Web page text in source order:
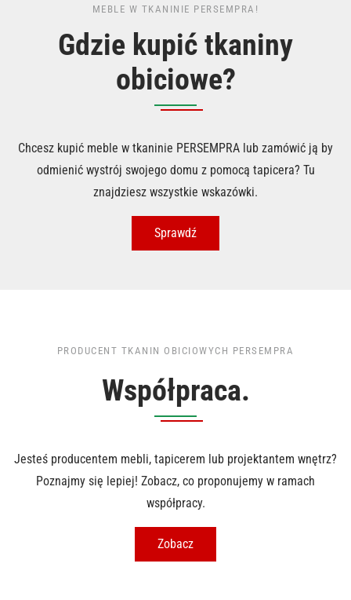
MEBLE W TKANINIE PERSEMPRA!
Gdzie kupić tkaniny
obiciowe?
Chcesz kupić meble w tkaninie PERSEMPRA lub zamówić ją by
odmienić wystrój swojego domu z pomocą tapicera? Tu
znajdziesz wszystkie wskazówki.
Sprawdź
PRODUCENT TKANIN OBICIOWYCH PERSEMPRA
Współpraca.
Jesteś producentem mebli, tapicerem lub projektantem wnętrz?
Poznajmy się lepiej! Zobacz, co proponujemy w ramach
współpracy.
Zobacz